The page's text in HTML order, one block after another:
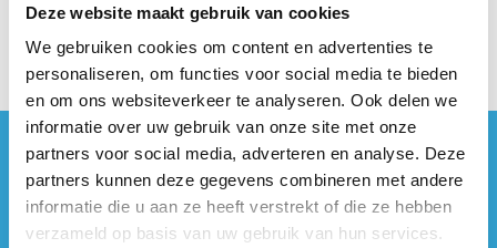
Deze website maakt gebruik van cookies
We gebruiken cookies om content en advertenties te
personaliseren, om functies voor social media te bieden
en om ons websiteverkeer te analyseren. Ook delen we
informatie over uw gebruik van onze site met onze
partners voor social media, adverteren en analyse. Deze
partners kunnen deze gegevens combineren met andere
informatie die u aan ze heeft verstrekt of die ze hebben
verzameld op basis van uw gebruik van hun services.
#sportersbelevenmeer
ook op sociale media